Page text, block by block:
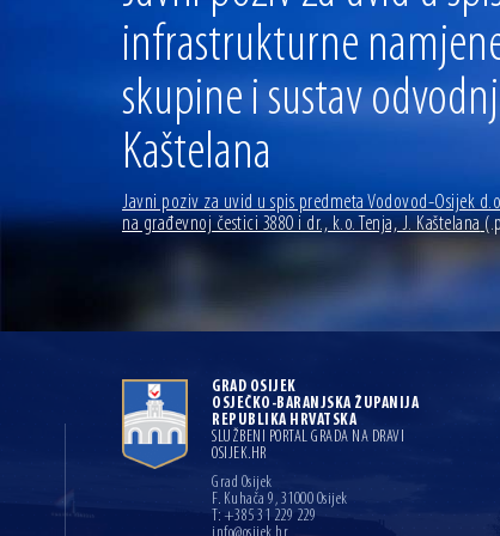
infrastrukturne
skupine i sustav
Kaštelana
Javni poziv za uvid u spis predmeta Vodovod-Osijek
na građevnoj čestici 3880 i dr., k.o. Tenja, J. Kaštelana
GRAD OSIJEK
OSJEČKO-BARANJSKA ŽUPANIJA
REPUBLIKA HRVATSKA
SLUŽBENI PORTAL GRADA NA DRAVI
OSIJEK.HR
Grad Osijek
F. Kuhača 9, 31000 Osijek
T: +385 31 229 229